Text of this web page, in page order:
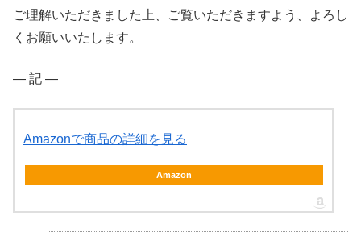
ご理解いただきました上、ご覧いただきますよう、よろし
くお願いいたします。
― 記 ―
Amazonで商品の詳細を見る
Amazon